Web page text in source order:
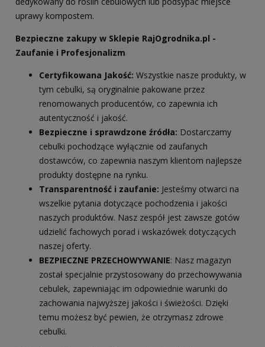
uprawy kompostem.
Bezpieczne zakupy w Sklepie RajOgrodnika.pl -
Zaufanie i Profesjonalizm
Certyfikowana Jakość: Wszystkie nasze produkty, w
tym cebulki, są oryginalnie pakowane przez
renomowanych producentów, co zapewnia ich
autentyczność i jakość.
Bezpieczne i sprawdzone źródła: Dostarczamy
cebulki pochodzące wyłącznie od zaufanych
dostawców, co zapewnia naszym klientom najlepsze
produkty dostępne na rynku.
Transparentność i zaufanie: Jesteśmy otwarci na
wszelkie pytania dotyczące pochodzenia i jakości
naszych produktów. Nasz zespół jest zawsze gotów
udzielić fachowych porad i wskazówek dotyczących
naszej oferty.
BEZPIECZNE PRZECHOWYWANIE: Nasz magazyn
został specjalnie przystosowany do przechowywania
cebulek, zapewniając im odpowiednie warunki do
zachowania najwyższej jakości i świeżości. Dzięki
temu możesz być pewien, że otrzymasz zdrowe
cebulki.